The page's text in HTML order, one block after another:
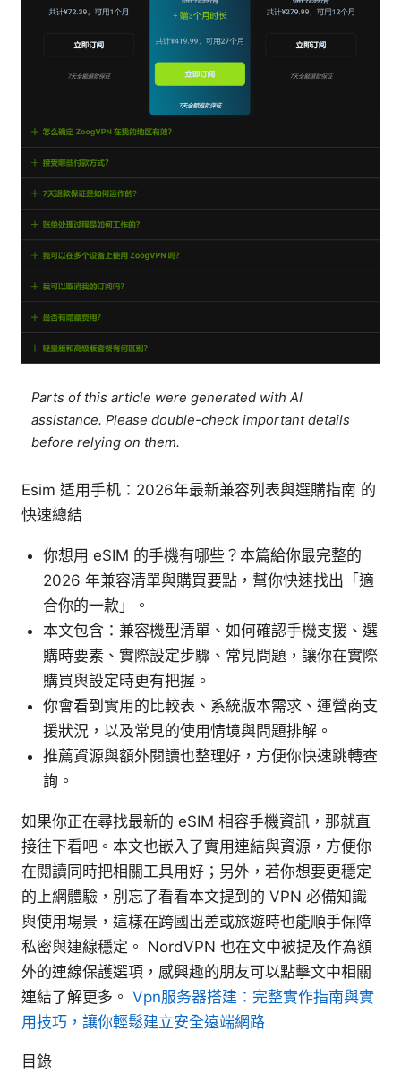
Parts of this article were generated with AI
assistance. Please double-check important details
before relying on them.
Esim 适用手机：2026年最新兼容列表與選購指南 的
快速總結
你想用 eSIM 的手機有哪些？本篇給你最完整的
2026 年兼容清單與購買要點，幫你快速找出「適
合你的一款」。
本文包含：兼容機型清單、如何確認手機支援、選
購時要素、實際設定步驟、常見問題，讓你在實際
購買與設定時更有把握。
你會看到實用的比較表、系統版本需求、運營商支
援狀況，以及常見的使用情境與問題排解。
推薦資源與額外閱讀也整理好，方便你快速跳轉查
詢。
如果你正在尋找最新的 eSIM 相容手機資訊，那就直
接往下看吧。本文也嵌入了實用連結與資源，方便你
在閱讀同時把相關工具用好；另外，若你想要更穩定
的上網體驗，別忘了看看本文提到的 VPN 必備知識
與使用場景，這樣在跨國出差或旅遊時也能順手保障
私密與連線穩定。 NordVPN 也在文中被提及作為額
外的連線保護選項，感興趣的朋友可以點擊文中相關
連結了解更多。 Vpn服务器搭建：完整實作指南與實
用技巧，讓你輕鬆建立安全遠端網路
目錄